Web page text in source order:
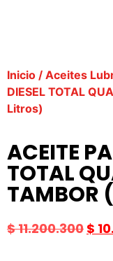
Inicio / Aceites
DIESEL TOTAL
Litros)
ACEITE
TOTAL
TAMBOR
$11.200.300 $